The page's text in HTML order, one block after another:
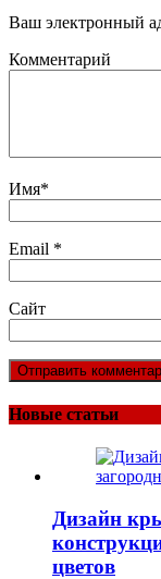
Ваш электронный
Комментарий
Имя*
Email *
Сайт
Новые статьи
Дизайн
цветов